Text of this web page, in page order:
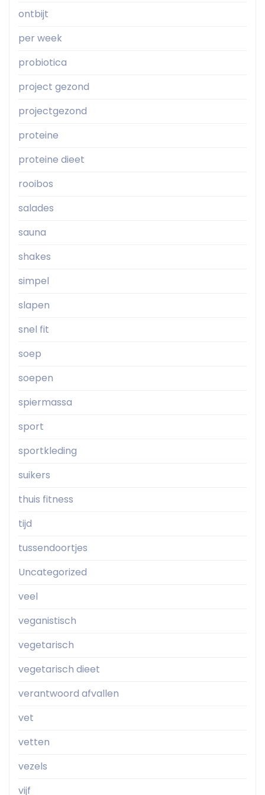
ontbijt
per week
probiotica
project gezond
projectgezond
proteine
proteine dieet
rooibos
salades
sauna
shakes
simpel
slapen
snel fit
soep
soepen
spiermassa
sport
sportkleding
suikers
thuis fitness
tijd
tussendoortjes
Uncategorized
veel
veganistisch
vegetarisch
vegetarisch dieet
verantwoord afvallen
vet
vetten
vezels
vijf